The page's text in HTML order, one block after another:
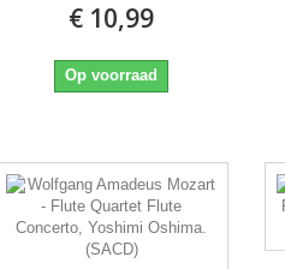
€ 10,99
Op voorraad